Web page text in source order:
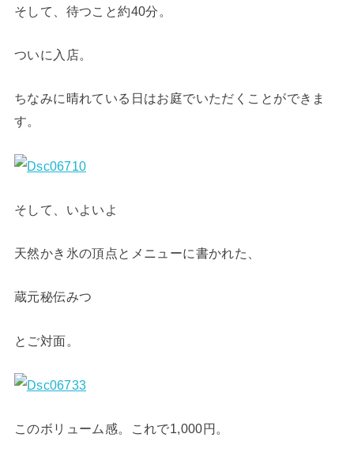
そして、待つこと約40分。
ついに入店。
ちなみに晴れている日はお庭でいただくことができま
す。
そして、いよいよ
天然かき氷の頂点とメニューに書かれた、
蔵元秘伝みつ
とご対面。
このボリューム感。これで1,000円。